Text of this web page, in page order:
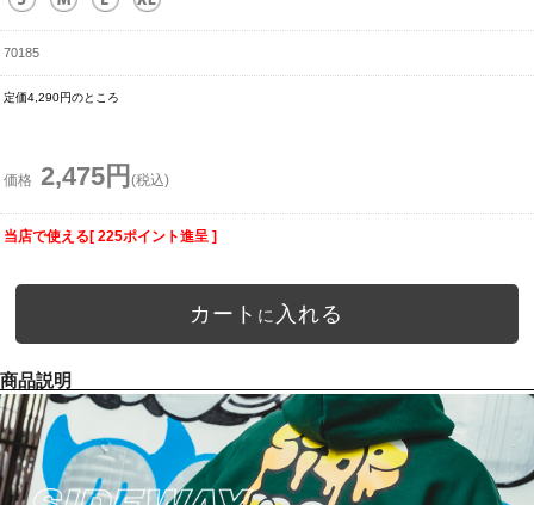
70185
定価4,290円のところ
価格 2,475円 (税込)
当店で使える[ 225ポイント進呈 ]
カート に 入れる
商品説明